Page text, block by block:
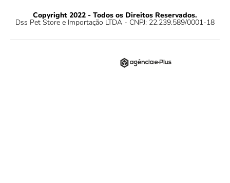
Copyright 2022 - Todos os Direitos Reservados.
Dss Pet Store e Importação LTDA - CNPJ: 22.239.589/0001-18